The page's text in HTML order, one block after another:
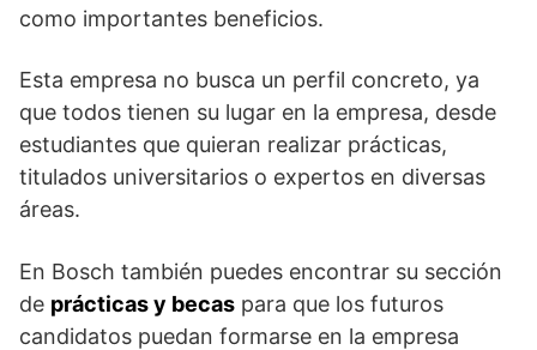
como importantes beneficios.
Esta empresa no busca un perfil concreto, ya
que todos tienen su lugar en la empresa, desde
estudiantes que quieran realizar prácticas,
titulados universitarios o expertos en diversas
áreas.
En Bosch también puedes encontrar su sección
de prácticas y becas para que los futuros
candidatos puedan formarse en la empresa